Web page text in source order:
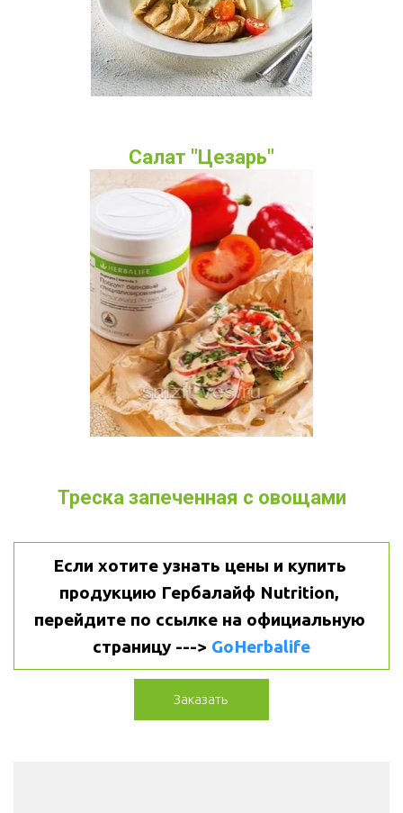
Салат "Цезарь"
Треска запеченная с овощами
Если хотите узнать цены и купить
продукцию Гербалайф Nutrition,
перейдите по ссылке на официальную
страницу ---> GoHerbalife
Заказать